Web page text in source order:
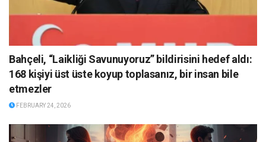
Bahçeli, “Laikliği Savunuyoruz” bildirisini hedef aldı:
168 kişiyi üst üste koyup toplasanız, bir insan bile
etmezler
FEBRUARY 24, 2026